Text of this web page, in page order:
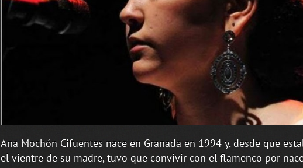
Ana Mochón Cifuentes nace en Granada en 1994 y, desde que
el vientre de su madre, tuvo que convivir con el flamenco por